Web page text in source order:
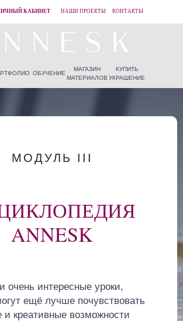
КАБИНЕТ КОНТАКТЫ
НАШИ ПРОЕКТЫ
ОБУЧЕНИЕ
КУПИТЬ
УКРАШЕНИЕ
МАГАЗИН
МАТЕРИАЛОВ
МОДУЛЬ III
ANNESK
очень интересные уроки,
ещё лучше почувствовать
и креативные возможности